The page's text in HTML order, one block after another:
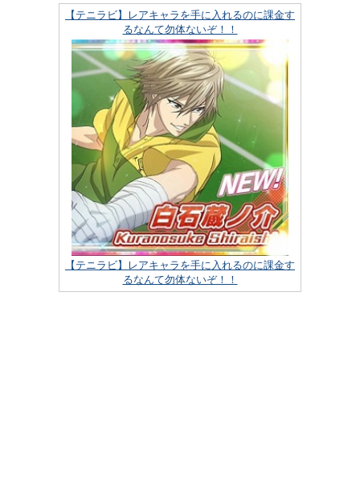
【テニラビ】レアキャラを手に入れるのに課金す
るなんて勿体ないぞ！！
【テニラビ】レアキャラを手に入れるのに課金す
るなんて勿体ないぞ！！